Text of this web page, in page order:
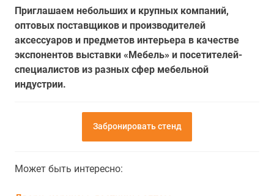
Приглашаем небольших и крупных компаний,
оптовых поставщиков и производителей
аксессуаров и предметов интерьера в качестве
экспонентов выставки «Мебель» и посетителей-
специалистов из разных сфер мебельной
индустрии.
Забронировать стенд
Может быть интересно: